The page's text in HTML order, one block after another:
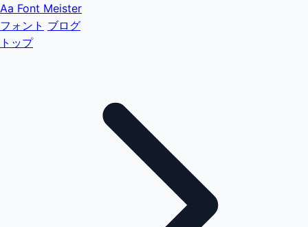
Aa Font Meister
フォント ブログ
トップ